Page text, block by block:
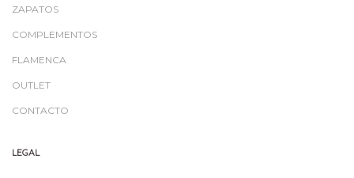
ZAPATOS
COMPLEMENTOS
FLAMENCA
OUTLET
CONTACTO
LEGAL